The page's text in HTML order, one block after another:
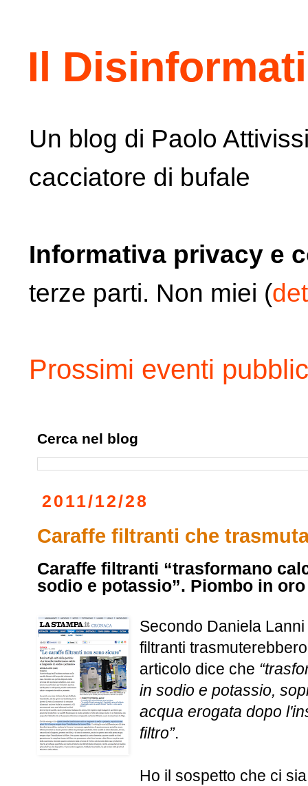
Il
Un blog di Paolo
cacciatore di bufale
Informativa privacy e
terze parti. Non miei (
Prossimi eventi
Cerca nel blog
2011/12/28
Caraffe filtranti che
Caraffe filtranti “trasformano
sodio e potassio”. Piombo in
Secondo Daniela
filtranti
articolo dice che
in sodio e potassio,
acqua erogata dopo
filtro”.
Ho il sospetto che ci